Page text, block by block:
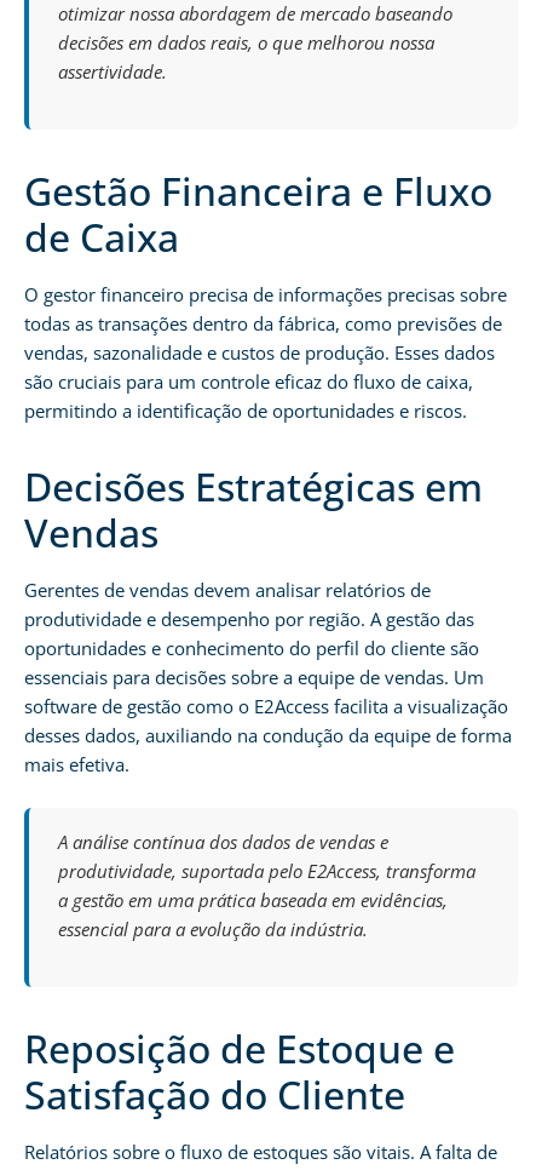
otimizar nossa abordagem de mercado baseando
decisões em dados reais, o que melhorou nossa
assertividade.
Gestão Financeira e Fluxo
de Caixa
O gestor financeiro precisa de informações precisas sobre
todas as transações dentro da fábrica, como previsões de
vendas, sazonalidade e custos de produção. Esses dados
são cruciais para um controle eficaz do fluxo de caixa,
permitindo a identificação de oportunidades e riscos.
Decisões Estratégicas em
Vendas
Gerentes de vendas devem analisar relatórios de
produtividade e desempenho por região. A gestão das
oportunidades e conhecimento do perfil do cliente são
essenciais para decisões sobre a equipe de vendas. Um
software de gestão como o E2Access facilita a visualização
desses dados, auxiliando na condução da equipe de forma
mais efetiva.
A análise contínua dos dados de vendas e
produtividade, suportada pelo E2Access, transforma
a gestão em uma prática baseada em evidências,
essencial para a evolução da indústria.
Reposição de Estoque e
Satisfação do Cliente
Relatórios sobre o fluxo de estoques são vitais. A falta de